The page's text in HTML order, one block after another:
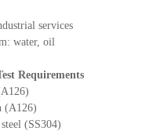
services
water, oil
Requirements
(A126)
(SS304)